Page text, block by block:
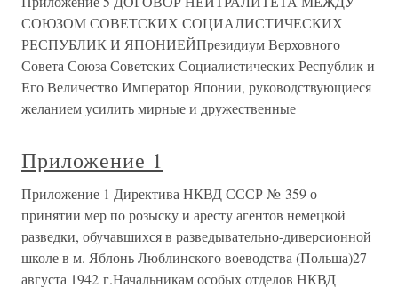
СОЮЗОМ СОВЕТСКИХ СОЦИАЛИСТИЧЕСКИХ
РЕСПУБЛИК И ЯПОНИЕЙПрезидиум Верховного
Совета Союза Советских Социалистических Республик и
Его Величество Император Японии, руководствующиеся
желанием усилить мирные и дружественные
Приложение 1
Приложение 1 Директива НКВД СССР № 359 о
принятии мер по розыску и аресту агентов немецкой
разведки, обучавшихся в разведывательно-диверсионной
школе в м. Яблонь Люблинского воеводства (Польша)27
августа 1942 г.Начальникам особых отделов НКВД